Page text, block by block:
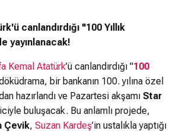
canlandırdığı "100 Yıllık
yayınlanacak!
Kemal Atatürk’ü canlandırdığı "100
bir bankanın 100. yılına özel
hazırlandı ve Pazartesi akşamı Star
buluşacak. Bu anlamlı projede,
Çevik, Suzan Kardeş’in ustalıkla yaptığı